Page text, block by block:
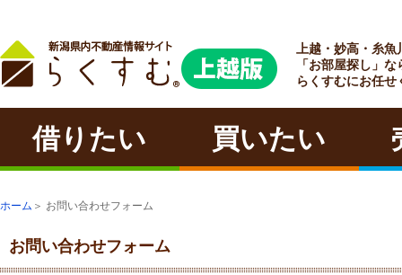
ラクチン
上越・妙高・糸魚
「お部屋探し」な
らくすむにお任せ
借りたい 買いたい
ホーム ＞ お問い合わせフォーム
お問い合わせフォーム